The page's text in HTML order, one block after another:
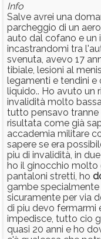
Info
Salve avrei una
parcheggio di un
auto dal cofano e un
incastrandomi tra
svenuta, avevo 17
tibiale, lesioni al
legamenti e tendini e
liquido.. Ho avuto un
invalidità molto
tutto pensavo tranne
risultata come già
accademia militare
sapere se era
piu di invalidità, in
ho il ginocchio
pantaloni stretti, ho
gambe
sicuramente per via
di piu devo fermarmi
impedisce, tutto cio
quasi 20 anni e ho